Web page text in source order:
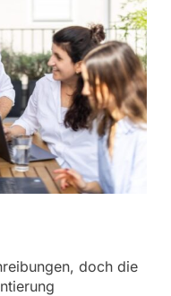
doch die